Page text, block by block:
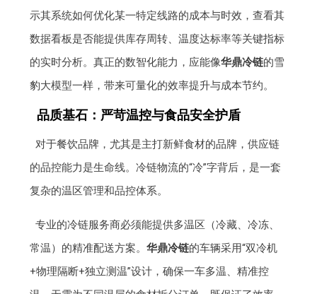
示其系统如何优化某一特定线路的成本与时效，查看其
数据看板是否能提供库存周转、温度达标率等关键指标
的实时分析。真正的数智化能力，应能像华鼎冷链的雪
豹大模型一样，带来可量化的效率提升与成本节约。
品质基石：严苛温控与食品安全护盾
对于餐饮品牌，尤其是主打新鲜食材的品牌，供应链
的品控能力是生命线。冷链物流的“冷”字背后，是一套
复杂的温区管理和品控体系。
专业的冷链服务商必须能提供多温区（冷藏、冷冻、
常温）的精准配送方案。华鼎冷链的车辆采用“双冷机
+物理隔断+独立测温”设计，确保一车多温、精准控